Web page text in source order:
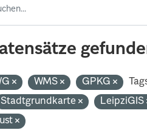
WMS GPKG
Stadtgrundkarte LeipziGIS